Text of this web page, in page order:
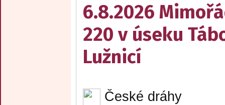
6.8.2026
220 v úseku
Lužnicí
České dráhy